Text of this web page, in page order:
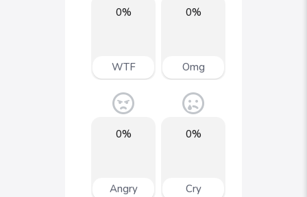
0%
Omg
0%
WTF
0%
Cry
0%
Angry